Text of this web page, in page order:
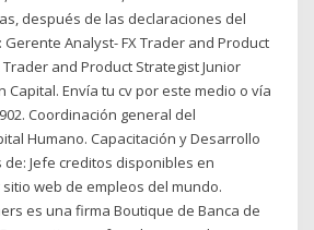
después de las declaraciones del
Gerente Analyst- FX Trader and Product
Trader and Product Strategist Junior
Capital. Envía tu cv por este medio o vía
Coordinación general del
Humano. Capacitación y Desarrollo
Jefe creditos disponibles en
web de empleos del mundo.
es una firma Boutique de Banca de